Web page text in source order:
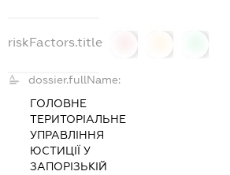
riskFactors.title
dossier.fullName:
ГОЛОВНЕ
ТЕРИТОРІАЛЬНЕ
УПРАВЛІННЯ
ЮСТИЦІЇ У
ЗАПОРІЗЬКІЙ